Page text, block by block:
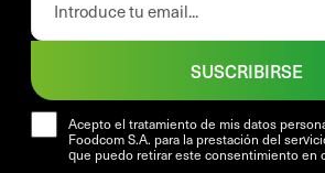
Acepto el tratamiento de mis datos
Foodcom S.A. para la prestación del
que puedo retirar este consentimiento en
SUSCRIBIRSE